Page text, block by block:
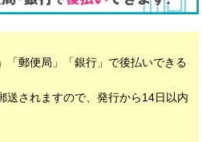
「郵便局」「銀行」で後払いできる
送されますので、発行から14日以内